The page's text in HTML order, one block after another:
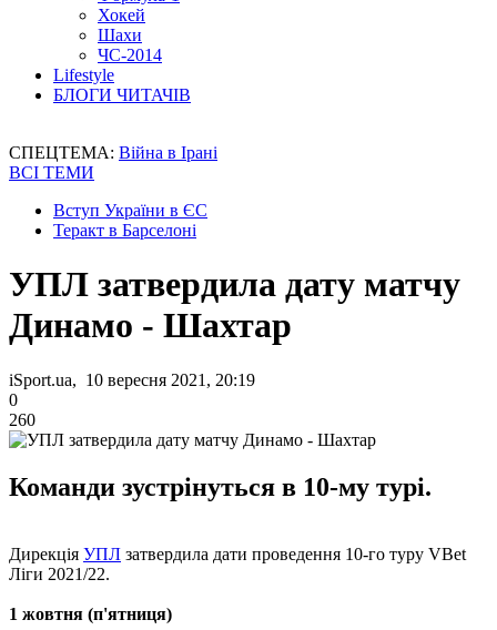
Хокей
Шахи
ЧС-2014
Lifestyle
БЛОГИ ЧИТАЧІВ
СПЕЦТЕМА: Війна в Ірані
ВСІ ТЕМИ
Вступ України в ЄС
Теракт в Барселоні
УПЛ затвердила дату матчу
Динамо - Шахтар
iSport.ua, 10 вересня 2021, 20:19
0
260
Команди зустрінуться в 10-му турі.
Дирекція УПЛ затвердила дати проведення 10-го туру VBet
Ліги 2021/22.
1 жовтня (п'ятниця)